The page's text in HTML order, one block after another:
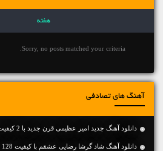
هفته
Sorry, no posts matched your criteria.
آهنگ های تصادفی
دانلود آهنگ جديد امیر عظیمی قرن جدید با 2 کیفیت و متن آهنگ
دانلود آهنگ شاد گرشا رضایی عشقم با کیفیت 128 و 320